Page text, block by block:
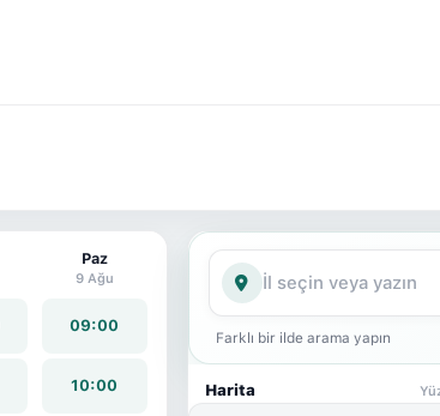
Paz
9 Ağu
09:00
10:00
İl
Farklı bir ilde arama yapın
Harita